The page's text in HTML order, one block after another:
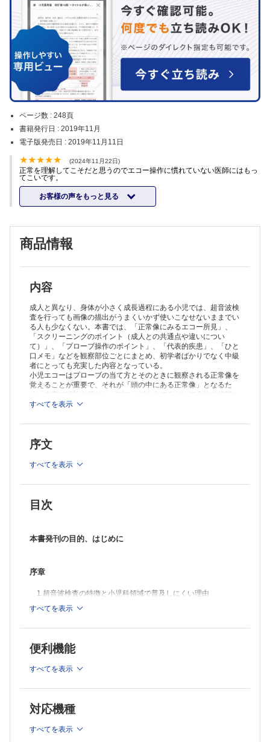
ページ数 : 248頁
書籍発行日 : 2019年11月
電子版発売日 : 2019年11月11日
(2024年11月22日)
正常を理解してこそだと思うのでエコー操作に慣れていない医師にはもっ
てこいです。
お客様の声をもっと見る
商品情報
内容
成人と異なり、身体が小さく成長過程にある小児では、超音波検
査を行っても画像の描出がうまくいかず使いこなせないままでい
る人も少なくない。本書では、「正常像にみるエコー所見」、
「スクリーニングのポイント（成人との共通点や違いについ
て）」、「プローブ操作のポイント」、「代表的疾患」、「ひと
口メモ」などを観察部位ごとにまとめ、初学者ばかりでなく中級
者にとっても充実した内容となっている。
小児エコーはプローブの当て方とそのときに観察される正常像を
覚えることが重要で、それが「頭の中にある正常像」となるた
め、本書で経験を積むと、プローブを当てるだけで身体の状態を
把握できるようになるだろう。臨床症状・診察所見や検査所見に
に役立ててほしい。
※本製品はPCでの閲覧も可能です。
製品のご購入後、「購入済ライセンス一覧」より、オンライン環
境で閲覧可能なPDF版をご覧いただけます。詳細は
すべてを表示
序文
すべてを表示
目次
本書発刊の目的、はじめに
序章
1.超音波検査の特徴と小児科領域で普及しにくい理由
2.プローブ（探触子）の種類、基本的走査法、機器の使い方
1章 腹部超音波検査
1.肝臓、胆嚢、門脈
4.腎臓、副腎、膀胱、子宮
6.腹部血管
すべてを表示
便利機能
すべてを表示
対応機種
すべてを表示